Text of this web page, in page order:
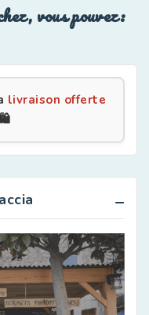
vous pouvez:
livraison offerte
🛍️